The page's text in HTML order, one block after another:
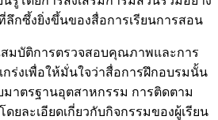
ลึกซึ้งยิ่งขึ้นของสื่อการเรียนการสอน
มบัติการตรวจสอบคุณภาพและการ
ร่งเพื่อให้มั่นใจว่าสื่อการฝึกอบรมนั้น
าตรฐานอุตสาหกรรม การติดตาม
ยละเอียดเกี่ยวกับกิจกรรมของผู้เรียน